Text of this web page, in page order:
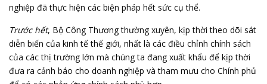
nghiệp đã thực hiện các biện pháp hết sức cụ thể.
Trước hết, Bộ Công Thương thường xuyên, kịp thời theo dõi sát
diễn biến của kinh tế thế giới, nhất là các điều chỉnh chính sách
của các thị trường lớn mà chúng ta đang xuất khẩu để kịp thời
đưa ra cảnh báo cho doanh nghiệp và tham mưu cho Chính phủ